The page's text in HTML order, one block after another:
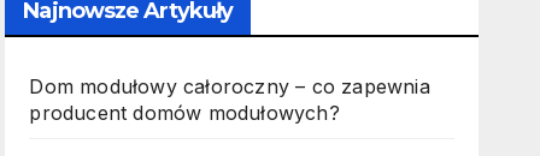
Najnowsze Artykuły
Dom modułowy całoroczny – co zapewnia
producent domów modułowych?